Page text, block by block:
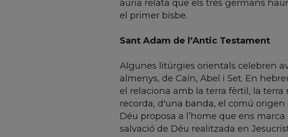
àuria relata que els tres germans
el primer bisbe.
Sant Adam de l’Antic Testament
Algunes litúrgies orientals celebren
almenys, de Caín, Abel i Set. En
el relaciona amb la terra fèrtil, la
recorda, d'una banda, el comú
Déu proposa a l’home que ens
salvació de Déu realitzada en